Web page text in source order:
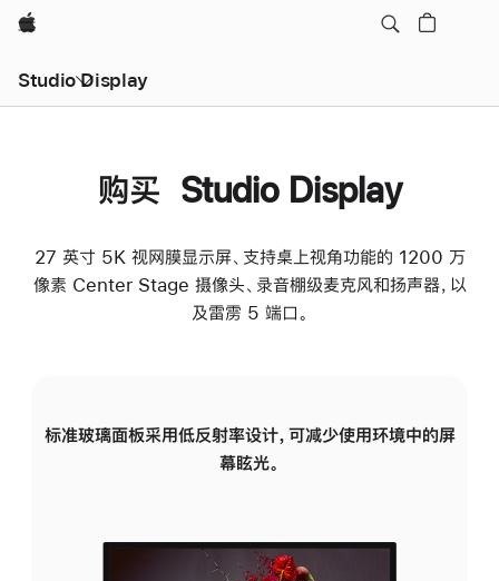
Apple
Studio Display
购买 Studio Display
27 英寸 5K 视网膜显示屏、支持桌上视角功能的 1200 万
像素 Center Stage 摄像头、录音棚级麦克风和扬声器，以
及雷雳 5 端口。
标准玻璃面板采用低反射率设计，可减少使用环境中的屏
幕眩光。